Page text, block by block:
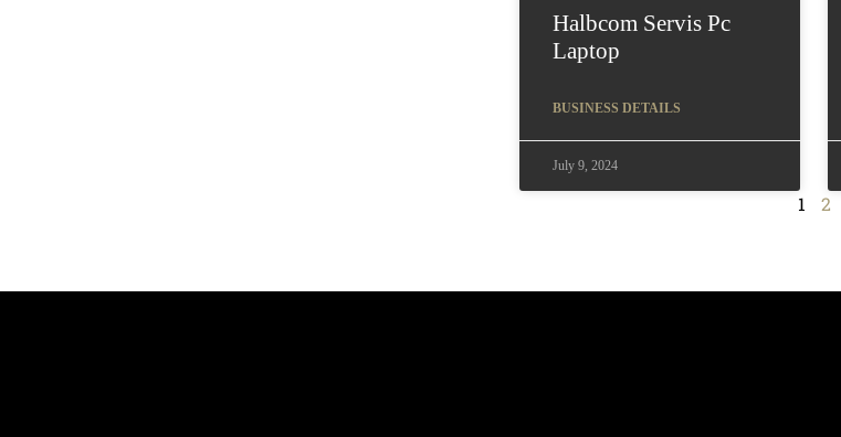
Halbcom Servis Pc
Laptop
BUSINESS DETAILS
July 9, 2024
1 2